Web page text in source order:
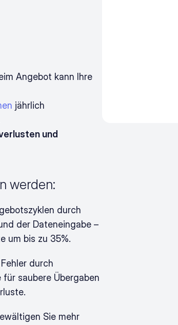
Angebot kann Ihre
jährlich
und
werden:
der Dateneingabe –
um bis zu 35%.
durch
saubere Übergaben
Sie mehr